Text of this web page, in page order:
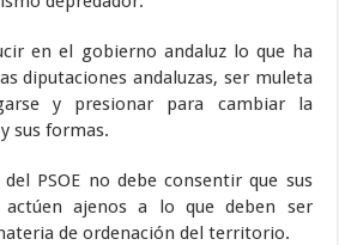
en el gobierno andaluz lo que ha
diputaciones andaluzas, ser muleta
y presionar para cambiar la
sus formas.
PSOE no debe consentir que sus
actúen ajenos a lo que deben ser
de ordenación del territorio.